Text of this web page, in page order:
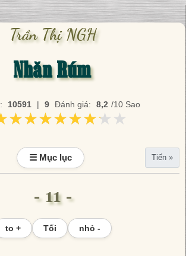
Trần Thị NGH
Nhăn Rúm
10591 | 9 Đánh giá: 8,2 /10 Sao
☰ Mục lục Tiến »
- 11 -
to + Tối nhỏ -